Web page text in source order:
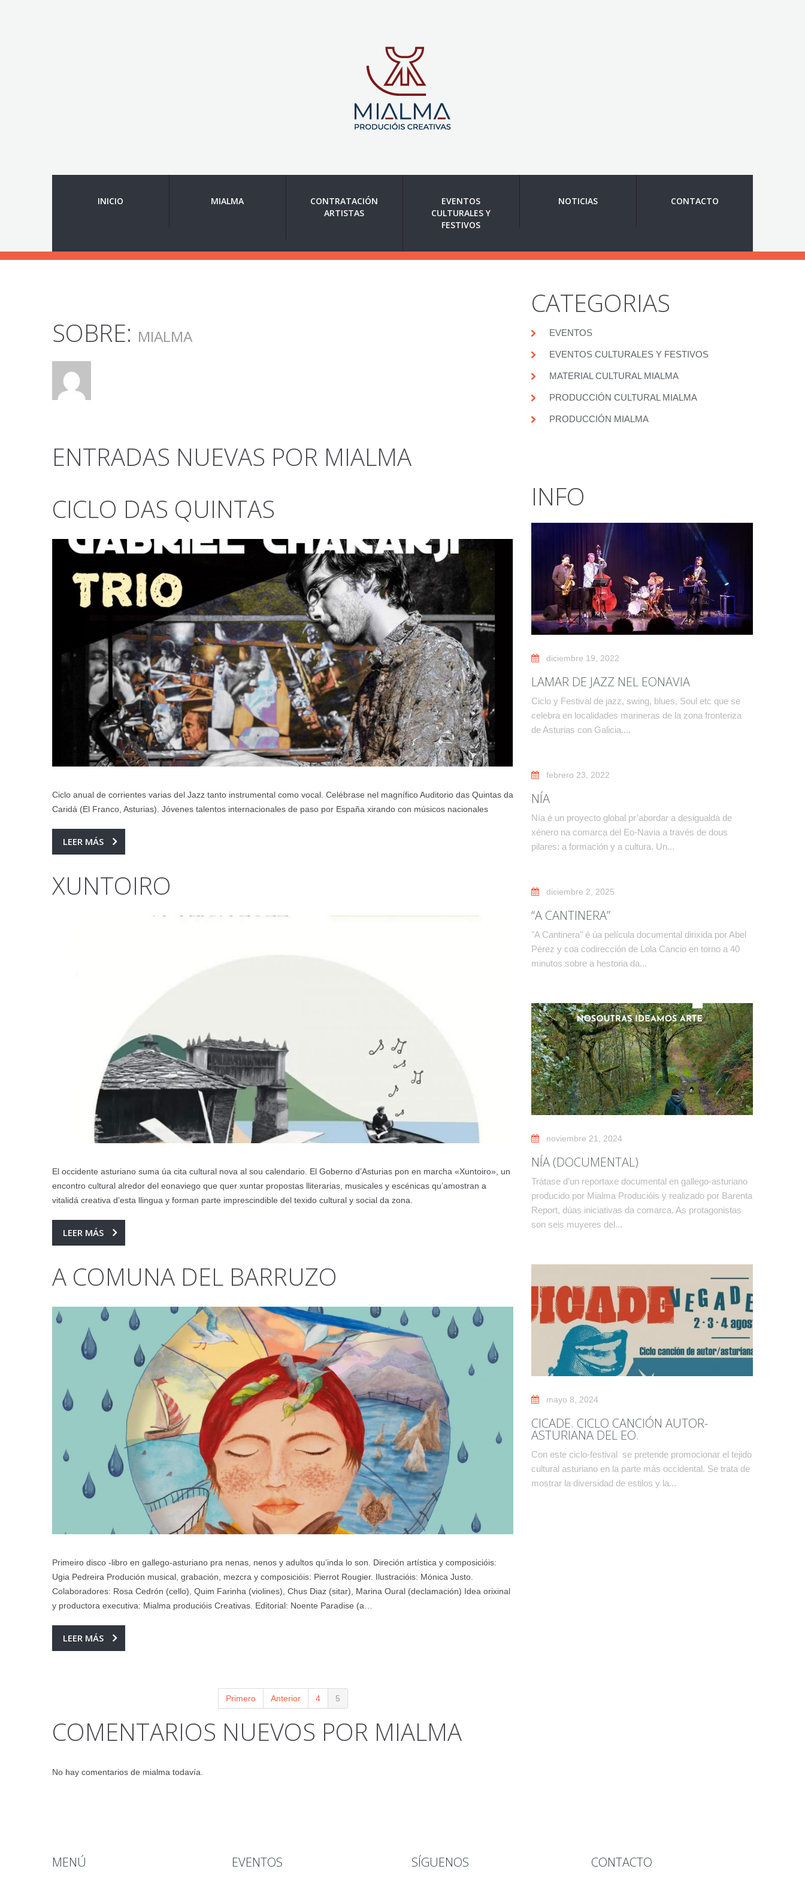
INICIO MIALMA
CONTRATACIÓN
ARTISTAS
EVENTOS
CULTURALES Y
FESTIVOS
NOTICIAS CONTACTO
SOBRE: MIALMA
ENTRADAS NUEVAS POR MIALMA
CICLO DAS QUINTAS
Ciclo anual de corrientes varias del Jazz tanto instrumental como vocal. Celébrase nel magnífico Auditorio das Quintas da
Caridá (El Franco, Asturias). Jóvenes talentos internacionales de paso por España xirando con músicos nacionales
LEER MÁS
XUNTOIRO
El occidente asturiano suma úa cita cultural nova al sou calendario. El Goberno d’Asturias pon en marcha «Xuntoiro», un
encontro cultural alredor del eonaviego que quer xuntar propostas lliterarias, musicales y escénicas qu’amostran a
vitalidá creativa d’esta llingua y forman parte imprescindible del texido cultural y social da zona.
LEER MÁS
A COMUNA DEL BARRUZO
Primeiro disco -libro en gallego-asturiano pra nenas, nenos y adultos qu’inda lo son. Direción artística y composicióis:
Ugia Pedreira Produción musical, grabación, mezcra y composicióis: Pierrot Rougier. Ilustracióis: Mónica Justo.
Colaboradores: Rosa Cedrón (cello), Quim Farinha (violines), Chus Diaz (sitar), Marina Oural (declamación) Idea orixinal
y productora executiva: Mialma producióis Creativas. Editorial: Noente Paradise (a…
LEER MÁS
Primero Anterior 4 5
COMENTARIOS NUEVOS POR MIALMA
No hay comentarios de mialma todavía.
CATEGORIAS
EVENTOS
EVENTOS CULTURALES Y FESTIVOS
MATERIAL CULTURAL MIALMA
PRODUCCIÓN CULTURAL MIALMA
PRODUCCIÓN MIALMA
INFO
diciembre 19, 2022
LAMAR DE JAZZ NEL EONAVIA
Ciclo y Festival de jazz, swing, blues, Soul etc que se
celebra en localidades marineras de la zona fronteriza
de Asturias con Galicia....
febrero 23, 2022
NÍA
Nía é un proyecto global pr’abordar a desigualdá de
xénero na comarca del Eo-Navia a través de dous
pilares: a formación y a cultura. Un...
diciembre 2, 2025
“A CANTINERA”
"A Cantinera" é úa película documental dirixida por Abel
Pérez y coa codirección de Lola Cancio en torno a 40
minutos sobre a hestoria da...
noviembre 21, 2024
NÍA (DOCUMENTAL)
Trátase d’un reportaxe documental en gallego-asturiano
producido por Mialma Producióis y realizado por Barenta
Report, dúas iniciativas da comarca. As protagonistas
son seis muyeres del...
mayo 8, 2024
CICADE. CICLO CANCIÓN AUTOR-
ASTURIANA DEL EO.
Con este ciclo-festival se pretende promocionar el tejido
cultural asturiano en la parte más occidental. Se trata de
mostrar la diversidad de estilos y la...
MENÚ EVENTOS SÍGUENOS CONTACTO